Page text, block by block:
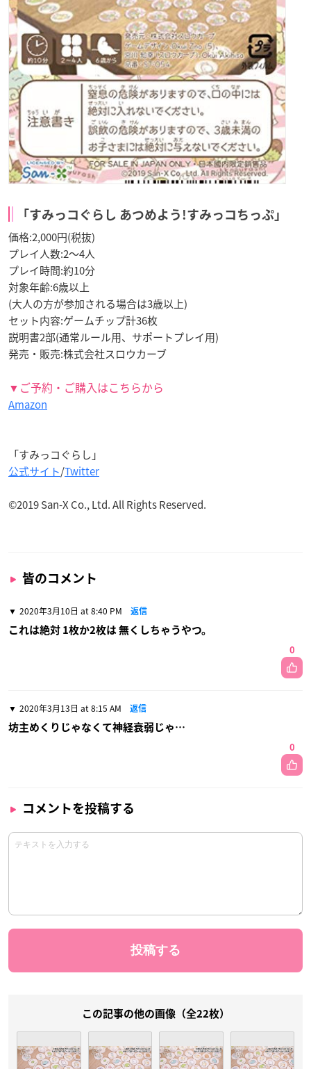
「すみっコぐらし あつめよう!すみっコちっぷ」
価格:2,000円(税抜)
プレイ人数:2～4人
プレイ時間:約10分
対象年齢:6歳以上
(大人の方が参加される場合は3歳以上)
セット内容:ゲームチップ計36枚
説明書2部(通常ルール用、サポートプレイ用)
発売・販売:株式会社スロウカーブ
▼ご予約・ご購入はこちらから
Amazon
「すみっコぐらし」
公式サイト/Twitter
©2019San-X Co., Ltd. All Rights Reserved.
皆のコメント
2020年3月10日 at 8:40 PM 返信
これは絶対 1枚か2枚は 無くしちゃうやつ。
0
2020年3月13日 at 8:15 AM 返信
坊主めくりじゃなくて神経衰弱じゃ…
0
コメントを投稿する
この記事の他の画像（全22枚）